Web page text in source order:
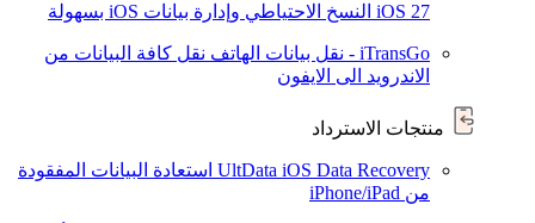
iOS 27 النسخ الاحتياطي وإدارة بيانات iOS بسهولة
iTransGo - نقل بيانات الهاتف
نقل كافة البيانات من
الاندرويد الى الايفون
منتجات الاسترداد
UltData iOS Data Recovery استعادة البيانات المفقودة
من iPhone/iPad